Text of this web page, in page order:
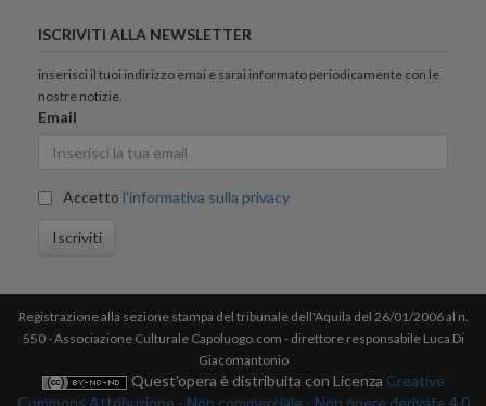
ISCRIVITI ALLA NEWSLETTER
inserisci il tuoi indirizzo emai e sarai informato periodicamente con le
nostre notizie.
Email
Accetto l'informativa sulla privacy
Iscriviti
Registrazione alla sezione stampa del tribunale dell'Aquila del 26/01/2006 al n.
550 - Associazione Culturale Capoluogo.com - direttore responsabile Luca Di
Giacomantonio
Quest'opera è distribuita con Licenza Creative
Commons Attribuzione - Non commerciale - Non opere derivate 4.0